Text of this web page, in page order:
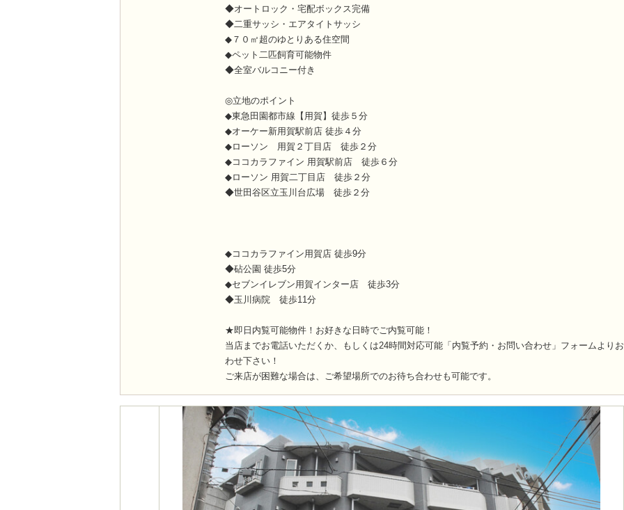
◆オートロック・宅配ボックス完備
◆二重サッシ・エアタイトサッシ
◆７０㎡超のゆとりある住空間
◆ペット二匹飼育可能物件
◆全室バルコニー付き
◎立地のポイント
◆東急田園都市線【用賀】徒歩５分
◆オーケー新用賀駅前店 徒歩４分
◆ローソン 用賀２丁目店 徒歩２分
◆ココカラファイン 用賀駅前店 徒歩６分
◆ローソン 用賀二丁目店 徒歩２分
◆世田谷区立玉川台広場 徒歩２分
◆ココカラファイン用賀店 徒歩9分
◆砧公園 徒歩5分
◆セブンイレブン用賀インター店 徒歩3分
◆玉川病院 徒歩11分
★即日内覧可能物件！お好きな日時でご内覧可能！
当店までお電話いただくか、もしくは24時間対応可能「内覧予約・お問い合わせ」フォームより
わせ下さい！
ご来店が困難な場合は、ご希望場所でのお待ち合わせも可能です。